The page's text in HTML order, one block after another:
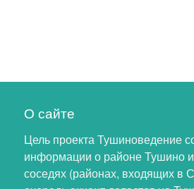
О сайте
Цель проекта Тушиноведение
информации о районе Тушино
соседях (районах, входящих